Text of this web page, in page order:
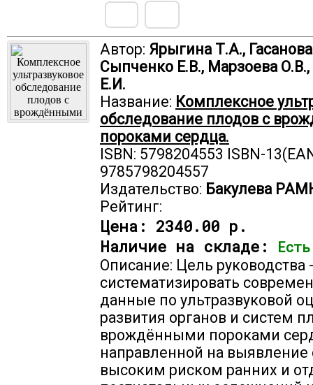
Автор: Ярыгина Т.А.,
Сыпченко Е.В., Марзоева
Е.И.
Название: Комплексное
обследование плодов с
пороками сердца.
ISBN: 5798204553 ISBN-
9785798204557
Издательство: Бакулева
Рейтинг:
Цена: 2340.00 р.
Наличие на складе:
Описание: Цель руководства -
систематизировать
данные по ультразвуковой
развития органов и систем
врождёнными пороками
направленной на выявление
высоким риском ранних и